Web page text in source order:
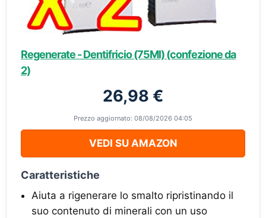
Regenerate - Dentifricio (75Ml) (confezione da
2)
26,98 €
Prezzo aggiornato: 08/08/2026 04:05
VEDI SU AMAZON
Caratteristiche
Aiuta a rigenerare lo smalto ripristinando il
suo contenuto di minerali con un uso